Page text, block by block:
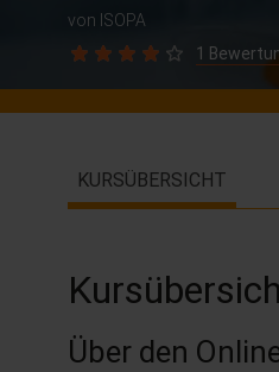
von ISOPA
1
KURSÜBERSICHT
Über den